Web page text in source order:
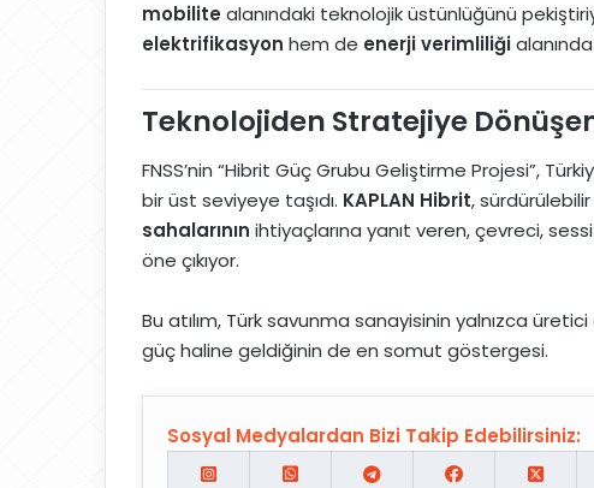
mobilitealanındaki teknolojik üstünlüğünü
elektrifikasyon hem de enerji verimliliği
Teknolojiden Stratejiye
FNSS’nin “Hibrit Güç Grubu Geliştirme Projesi”,
bir üst seviyeye taşıdı. KAPLAN Hibrit,
sahalarının ihtiyaçlarına yanıt veren, çevreci,
öne çıkıyor.
Bu atılım, Türk savunma sanayisinin yalnızca
güç haline geldiğinin de en somut göstergesi.
Sosyal Medyalardan Bizi Takip Edebilirsiniz: